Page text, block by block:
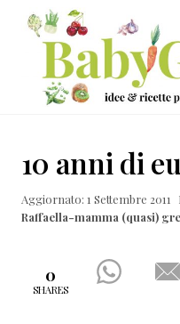
Menu
Passa
contenuto
principale
Passa
laterale
primaria
Passa
ricette
per
green
10 anni di
Aggiornato: 1 Settembre 2011
Raffaella-mamma (quasi)
0
SHARES